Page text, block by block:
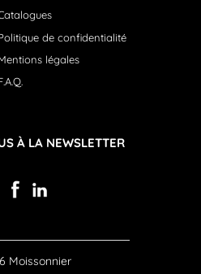
de confidentialité
légales
À LA NEWSLETTER
Moissonnier